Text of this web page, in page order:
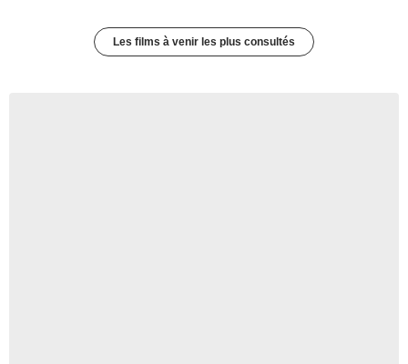
Les films à venir les plus consultés